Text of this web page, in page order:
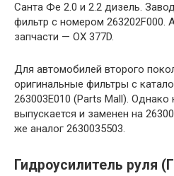
Санта Фе 2.0 и 2.2 дизель.
фильтр с номером 263202F000.
запчасти — OX 377D.
Для автомобилей второго
оригинальные фильтры с
263003E010 (Parts Mall).
выпускается и заменен на
же аналог 2630035503.
Гидроусилитель руля